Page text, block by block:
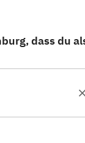
dass du